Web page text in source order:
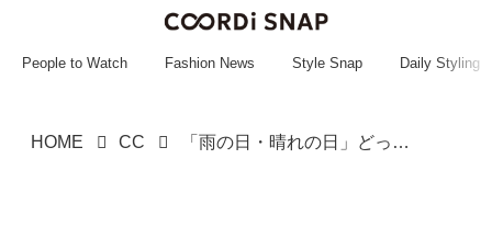
~~~~~~~~~~~
People to Watch Fashion News Style Snap Daily Styling
HOME CC 「雨の日・晴れの日」どっちもイケる！【ワークマン】機能派で頼れる♡「優秀アイテム」